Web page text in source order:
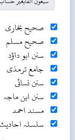
صحیح بخاری
صحیح مسلم
سنن ابو داؤد
جامع ترمذی
سنن نسائی
سنن ابن ماجہ
مسند احمد
سلسلہ